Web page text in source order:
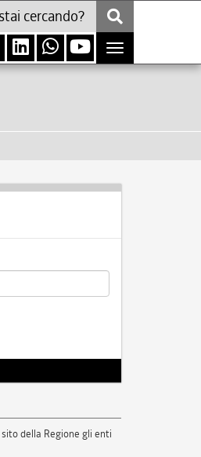
Toggle
navigation
della Regione gli enti